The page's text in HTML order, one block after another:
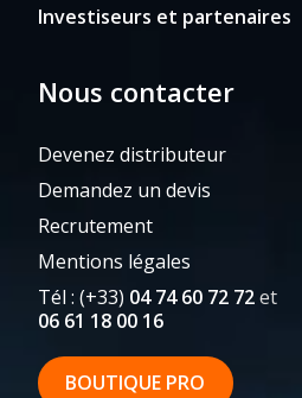
Investiseurs et partenaires
Nous contacter
Devenez distributeur
Demandez un devis
Recrutement
Mentions légales
Tél : (+33) 04 74 60 72 72et
06 61 18 00 16
BOUTIQUE PRO